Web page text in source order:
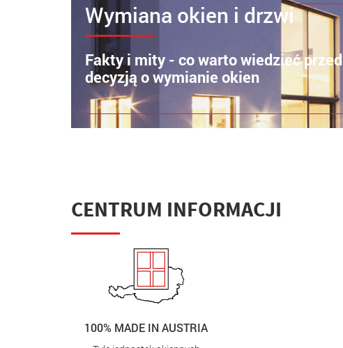
Wymiana okien i drzwi
Fakty i mity - co warto wiedzieć przed
decyzją o wymianie okien
CENTRUM INFORMACJI
100% MADE IN AUSTRIA